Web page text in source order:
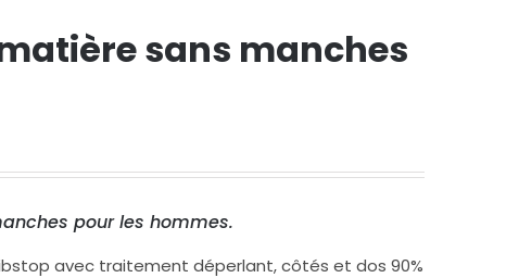
sans manches
pour les hommes.
avec traitement déperlant, côtés et dos 90%